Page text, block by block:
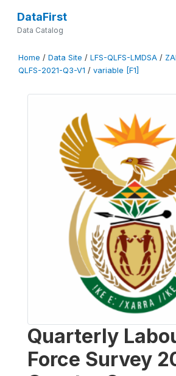
DataFirst
Data Catalog
Home / Data Site / LFS-QLFS-LMDSA /
QLFS-2021-Q3-V1 / variable [F1]
Quarterly
Force Survey